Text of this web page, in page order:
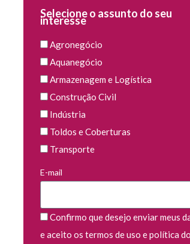
Selecione o assunto do seu
interesse
Agronegócio
Aquanegócio
Armazenagem e Logística
Construção Civil
Indústria
Toldos e Coberturas
Transporte
E-mail
Confirmo que desejo enviar meus
e aceito os termos de uso e política